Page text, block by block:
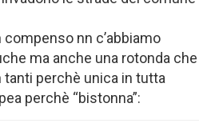
nn c’abbiamo
ma anche una rotonda che
tanti perchè unica in tutta
perchè “bistonna”: